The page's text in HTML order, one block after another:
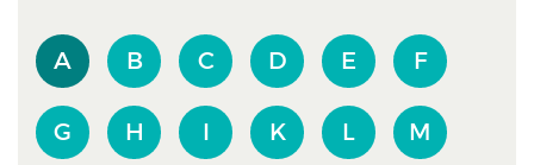
A B C D E F
G H I K L M